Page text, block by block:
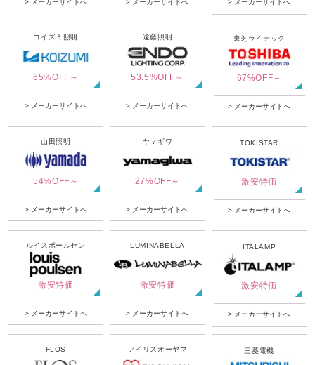
> メーカーサイトへ
コイズミ照明
65%OFF～
> メーカーサイトへ
遠藤照明
53.5%OFF～
> メーカーサイトへ
東芝ライテック
67%OFF～
> メーカーサイトへ
山田照明
54%OFF～
> メーカーサイトへ
ヤマギワ
27%OFF～
> メーカーサイトへ
TOKISTAR
激安特価
> メーカーサイトへ
ルイスポールセン
激安特価
> メーカーサイトへ
LUMINABELLA
激安特価
> メーカーサイトへ
ITALAMP
激安特価
> メーカーサイトへ
FLOS アイリスオーヤマ 三菱電機